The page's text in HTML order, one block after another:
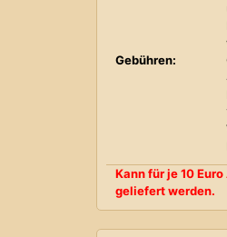
Gebühren:
Kann für je 10
geliefert werden.